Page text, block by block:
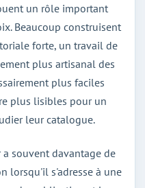
un rôle important
Beaucoup construisent
forte, un travail de
plus artisanal des
plus faciles
plus lisibles pour un
leur catalogue.
souvent davantage de
lorsqu'il s'adresse à une